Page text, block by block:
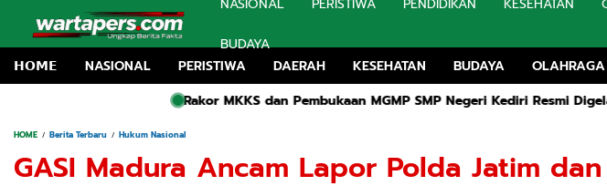
BUDAYA
𝗛𝗢𝗠𝗘
NASIONAL PERISTIWA DAERAH KESEHATAN BUDAYA OLAHRAGA
Rakor MKKS dan Pembukaan MGMP SMP Negeri Kediri Resmi Digelar, Kadisdik
HOME Berita Terbaru Hukum Nasional
GASI Madura Ancam Lapor Polda Jatim